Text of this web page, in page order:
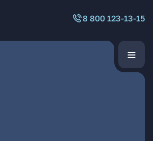
8 800 123-13-15